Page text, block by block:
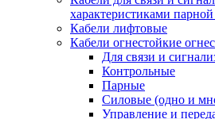
характеристиками
Кабели лифтовые
Кабели огнестойкие
Для связи и
Контрольные
Парные
Силовые (одно и
Управление и